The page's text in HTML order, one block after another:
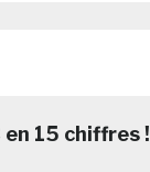
en 15 chiffres !